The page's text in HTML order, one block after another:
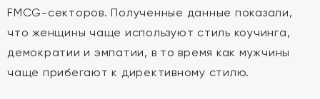
FMCG-секторов. Полученные данные показали,
что женщины чаще используют стиль коучинга,
демократии и эмпатии, в то время как мужчины
чаще прибегают к директивному стилю.